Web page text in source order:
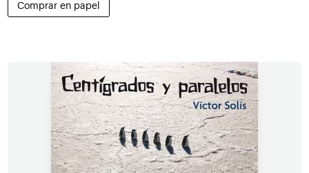
Comprar en papel